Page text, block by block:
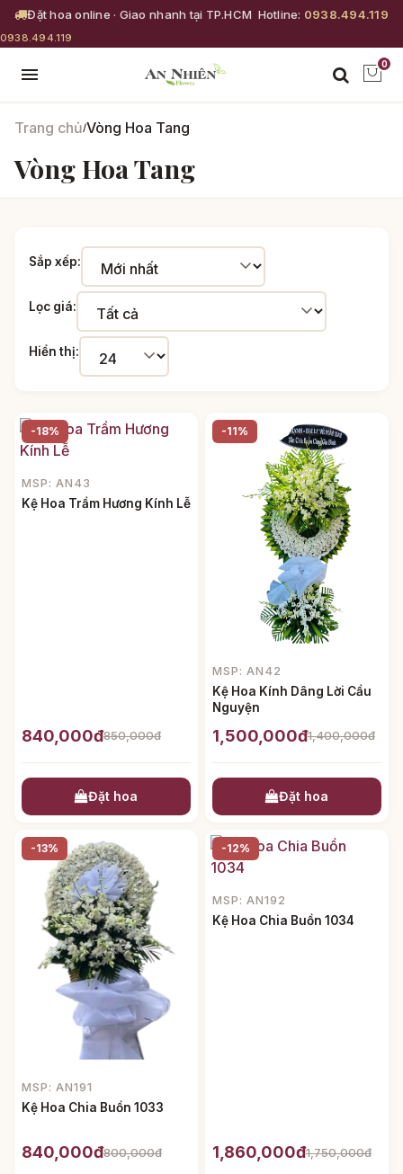
Đặt hoa online · Giao nhanh tại TP.HCM Hotline: 0938.494.119
0938.494.119
0
Trang chủ/Vòng Hoa Tang
Vòng Hoa Tang
Sắp xếp:
Lọc giá:
Hiển thị:
-18%
MSP: AN43
Kệ Hoa Trầm Hương Kính Lễ
840,000đ850,000đ
Đặt hoa
-11%
MSP: AN42
Kệ Hoa Kính Dâng Lời Cầu
Nguyện
1,500,000đ1,400,000đ
Đặt hoa
-13%
MSP: AN191
Kệ Hoa Chia Buồn 1033
840,000đ800,000đ
-12%
MSP: AN192
Kệ Hoa Chia Buồn 1034
1,860,000đ1,750,000đ